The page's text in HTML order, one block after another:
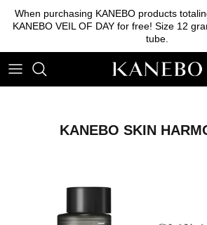
When purchasing KANEBO products
KANEBO VEIL OF DAY for free! Size 12
tube.
Cleansing
Foundation
Eyebrow
EyeshadowKANEBO SKIN